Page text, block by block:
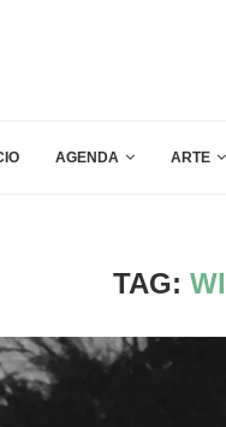
AGENDA ARTE
TAG: